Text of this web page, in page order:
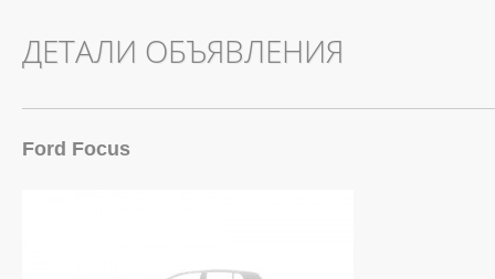
ДЕТАЛИ ОБЪЯВЛЕНИЯ
Ford Focus